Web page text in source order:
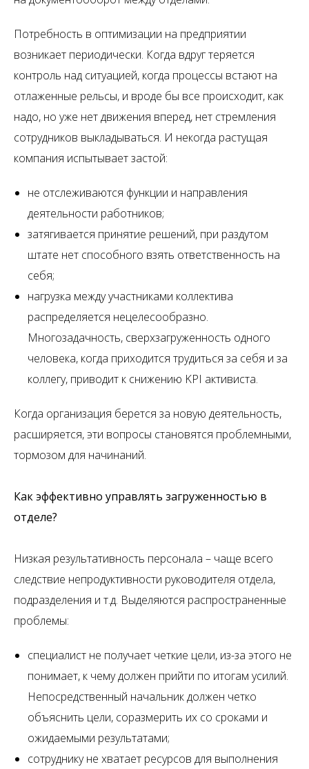
Потребность в оптимизации на предприятии
возникает периодически. Когда вдруг теряется
контроль над ситуацией, когда процессы встают на
отлаженные рельсы, и вроде бы все происходит, как
надо, но уже нет движения вперед, нет стремления
сотрудников выкладываться. И некогда растущая
компания испытывает застой:
не отслеживаются функции и направления
деятельности работников;
затягивается принятие решений, при раздутом
штате нет способного взять ответственность на
себя;
нагрузка между участниками коллектива
распределяется нецелесообразно.
Многозадачность, сверхзагруженность одного
человека, когда приходится трудиться за себя и за
коллегу, приводит к снижению KPI активиста.
Когда организация берется за новую деятельность,
расширяется, эти вопросы становятся проблемными,
тормозом для начинаний.
Как эффективно управлять загруженностью в
отделе?
Низкая результативность персонала – чаще всего
следствие непродуктивности руководителя отдела,
подразделения и т.д. Выделяются распространенные
проблемы:
специалист не получает четкие цели, из-за этого не
понимает, к чему должен прийти по итогам усилий.
Непосредственный начальник должен четко
объяснить цели, соразмерить их со сроками и
ожидаемыми результатами;
сотруднику не хватает ресурсов для выполнения